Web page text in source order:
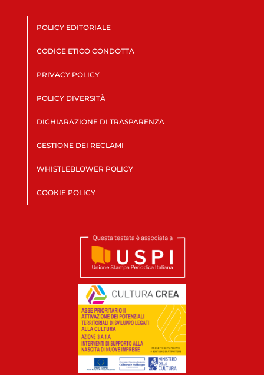
POLICY EDITORIALE
CODICE ETICO CONDOTTA
PRIVACY POLICY
POLICY DIVERSITÀ
DICHIARAZIONE DI TRASPARENZA
GESTIONE DEI RECLAMI
WHISTLEBLOWER POLICY
COOKIE POLICY